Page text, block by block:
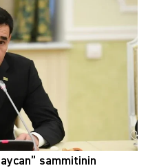
sammitinin